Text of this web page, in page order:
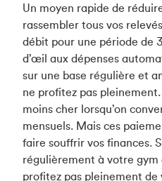
Un moyen rapide de
rassembler tous vos
débit pour une période de
d’œil aux dépenses
sur une base régulière et
ne profitez pas
moins cher lorsqu’on
mensuels. Mais ces
faire souffrir vos finances.
régulièrement à votre
profitez pas pleinement